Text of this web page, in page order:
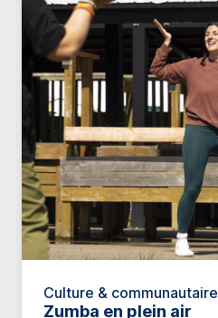
Culture & communautaire
Zumba en plein air